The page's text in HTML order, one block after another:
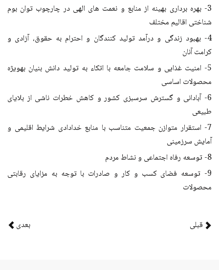
3- بهره برداری بهینه از منابع و نعمت های الهی در چارچوب توان بوم
شناختی اقالیم مختلف
4- بهبود زندگی و درآمد تولید کنندگان و احترام به حقوق، آزادی و
کرامت آنان
5- امنیت غذایی و سلامت جامعه با اتکاء به تولید دانش بنیان به­ویژه
محصولات اساسی
6- آبادانی و گسترش سرسبزی کشور و کاهش خطرات ناشی از بلایای
طبیعی
7- استقرار متوازن جمعیت متناسب با منابع خدادادی شرایط اقلیمی و
آمایش سرزمینی
8- توسعه رفاه اجتماعی و نشاط مردم
9- توسعه فضای کسب و کار و صادرات با توجه به مزایای رقابتی
محصولات
قبلی بعدی